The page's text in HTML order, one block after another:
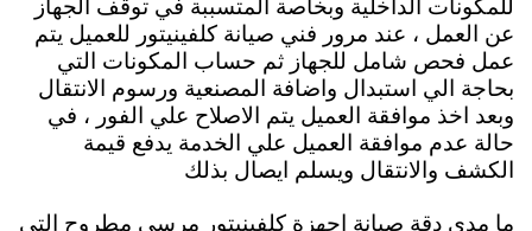
للمكونات الداخلية وبخاصة المتسببة في توقف الجهاز
عن العمل ، عند مرور فني صيانة كلفينيتور للعميل يتم
عمل فحص شامل للجهاز ثم حساب المكونات التي
بحاجة الي استبدال واضافة المصنعية ورسوم الانتقال
وبعد اخذ موافقة العميل يتم الاصلاح علي الفور ، في
حالة عدم موافقة العميل علي الخدمة يدفع قيمة
الكشف والانتقال ويسلم ايصال بذلك
ما مدى دقة صيانة اجهزة كلفينيتور مرسي مطروح التي